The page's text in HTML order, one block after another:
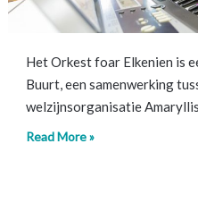
Het Orkest foar Elkenien is
Buurt, een samenwerking
welzijnsorganisatie
Read More »